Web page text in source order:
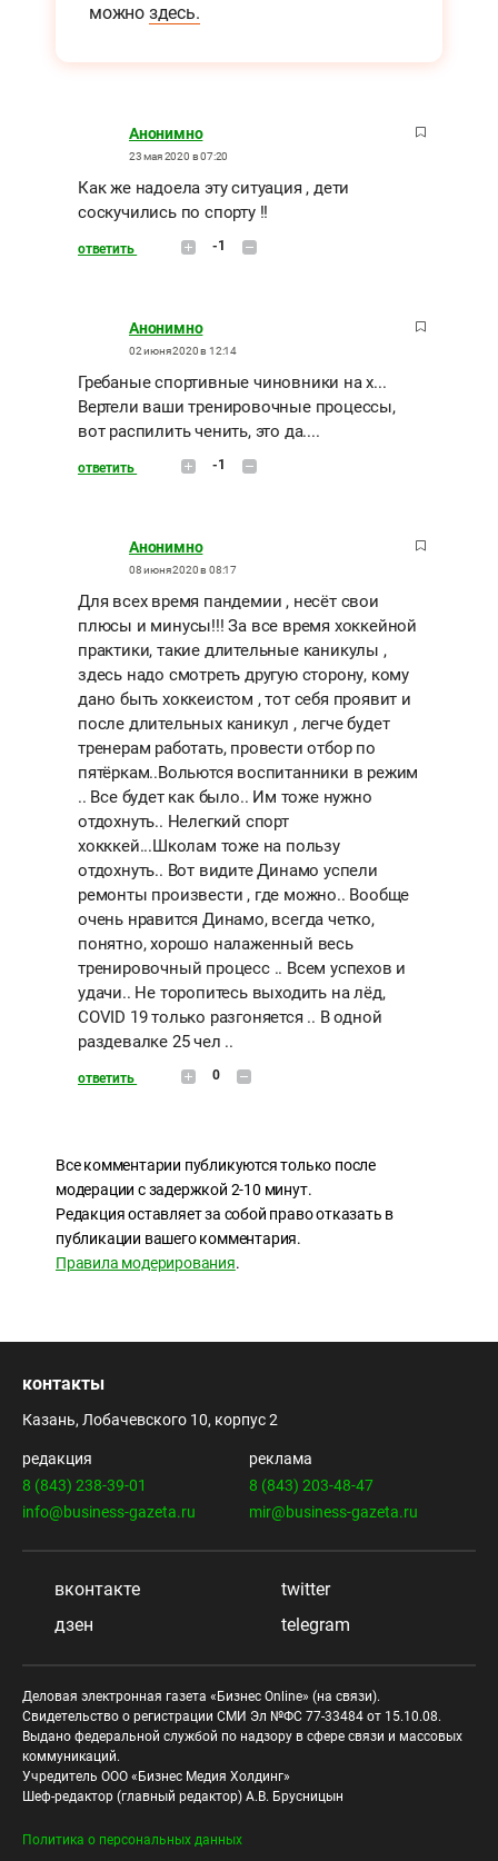
можно здесь.
Анонимно
23 мая 2020 в 07:20
Как же надоела эту ситуация , дети
соскучились по спорту !!
ответить -1
Анонимно
02 июня 2020 в 12:14
Гребаные спортивные чиновники на х...
Вертели ваши тренировочные процессы,
вот распилить ченить, это да....
ответить -1
Анонимно
08 июня 2020 в 08:17
Для всех время пандемии , несёт свои
плюсы и минусы!!! За все время хоккейной
практики, такие длительные каникулы ,
здесь надо смотреть другую сторону, кому
дано быть хоккеистом , тот себя проявит и
после длительных каникул , легче будет
тренерам работать, провести отбор по
пятёркам..Вольются воспитанники в режим
.. Все будет как было.. Им тоже нужно
отдохнуть.. Нелегкий спорт
хокккей...Школам тоже на пользу
отдохнуть.. Вот видите Динамо успели
ремонты произвести , где можно.. Вообще
очень нравится Динамо, всегда четко,
понятно, хорошо налаженный весь
тренировочный процесс .. Всем успехов и
удачи.. Не торопитесь выходить на лёд,
COVID 19 только разгоняется .. В одной
раздевалке 25 чел ..
ответить 0
Все комментарии публикуются только после
модерации с задержкой 2-10 минут.
Редакция оставляет за собой право отказать в
публикации вашего комментария.
Правила модерирования.
контакты
Казань, Лобачевского 10, корпус 2
редакция
8 (843) 238-39-01
info@business-gazeta.ru
реклама
8 (843) 203-48-47
mir@business-gazeta.ru
вконтакте
twitter
дзен
telegram
Деловая электронная газета «Бизнес Online» (на связи).
Свидетельство о регистрации СМИ Эл №ФС 77-33484 от 15.10.08.
Выдано федеральной службой по надзору в сфере связи и массовых
коммуникаций.
Учредитель ООО «Бизнес Медия Холдинг»
Шеф-редактор (главный редактор) А.В. Брусницын
Политика о персональных данных